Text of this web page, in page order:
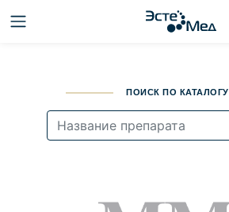
ПОИСК ПО КАТАЛОГУ